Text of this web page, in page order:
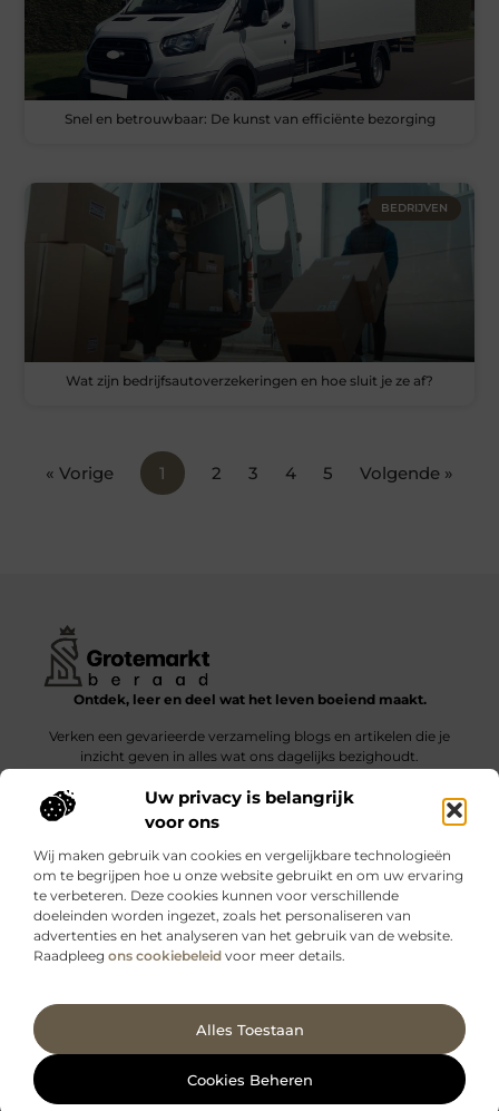
Uw privacy is belangrijk
voor ons
Wij maken gebruik van cookies en vergelijkbare technologieën
om te begrijpen hoe u onze website gebruikt en om uw ervaring
te verbeteren. Deze cookies kunnen voor verschillende
doeleinden worden ingezet, zoals het personaliseren van
advertenties en het analyseren van het gebruik van de website.
Raadpleeg ons cookiebeleid voor meer details.
Alles Toestaan
Cookies Beheren
Ga Naar
Snel en betrouwbaar: De kunst van efficiënte bezorging
BEDRIJVEN
Wat zijn bedrijfsautoverzekeringen en hoe sluit je ze af?
« Vorige 1 2 3 4 5 Volgende »
Ontdek, leer en deel wat het leven boeiend maakt.
Verken een gevarieerde verzameling blogs en artikelen die je
inzicht geven in alles wat ons dagelijks bezighoudt.
Bericht categorie
Onze informatie
@2025 www.grotemarktberaad.nl. All Right Reserved.